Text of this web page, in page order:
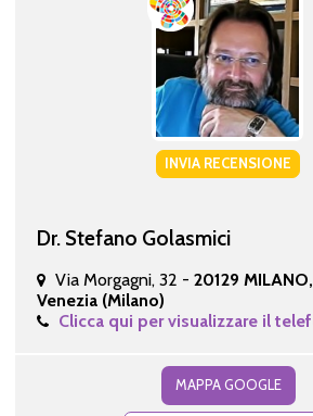
INVIA RECENSIONE
Dr. Stefano Golasmici
Via Morgagni, 32 - 20129
Venezia (Milano)
Clicca qui per visualizzare il
MAPPA GOOGLE